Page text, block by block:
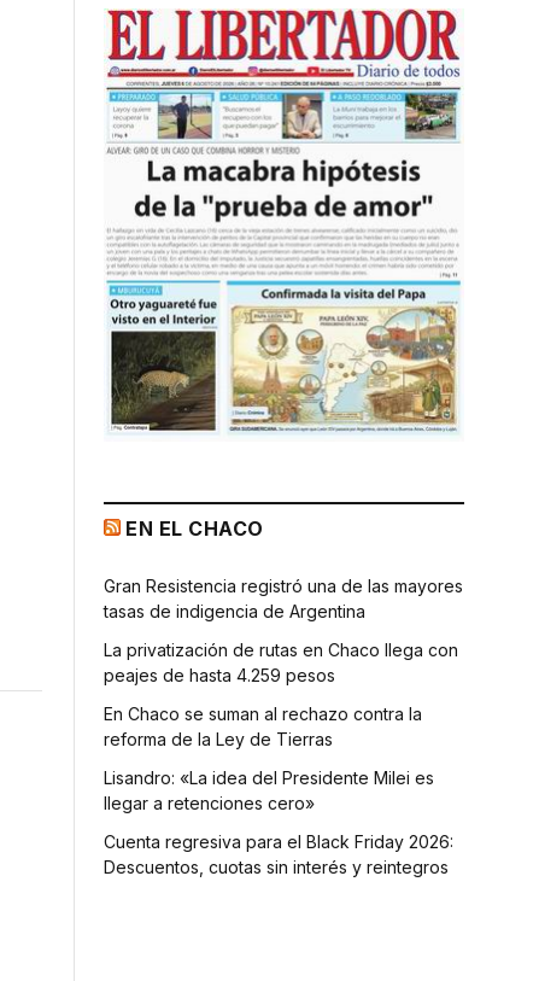
EN EL CHACO
Gran Resistencia registró una de las mayores
tasas de indigencia de Argentina
La privatización de rutas en Chaco llega con
peajes de hasta 4.259 pesos
En Chaco se suman al rechazo contra la
reforma de la Ley de Tierras
Lisandro: «La idea del Presidente Milei es
llegar a retenciones cero»
Cuenta regresiva para el Black Friday 2026:
Descuentos, cuotas sin interés y reintegros